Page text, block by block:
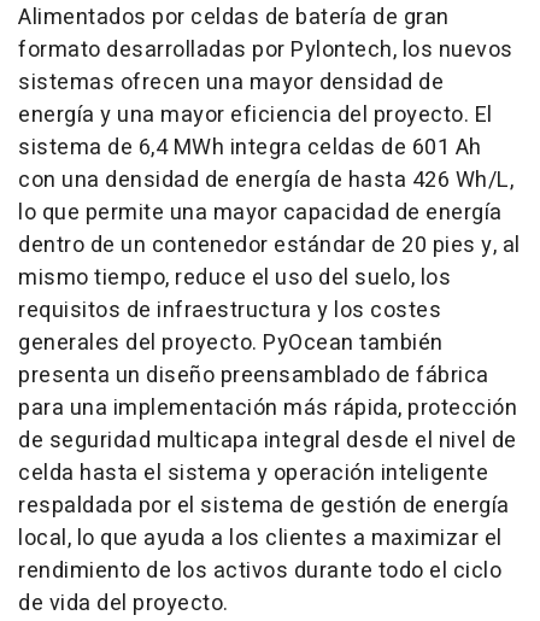
Alimentados por celdas de batería de gran
formato desarrolladas por Pylontech, los nuevos
sistemas ofrecen una mayor densidad de
energía y una mayor eficiencia del proyecto. El
sistema de 6,4 MWh integra celdas de 601 Ah
con una densidad de energía de hasta 426 Wh/L,
lo que permite una mayor capacidad de energía
dentro de un contenedor estándar de 20 pies y, al
mismo tiempo, reduce el uso del suelo, los
requisitos de infraestructura y los costes
generales del proyecto. PyOcean también
presenta un diseño preensamblado de fábrica
para una implementación más rápida, protección
de seguridad multicapa integral desde el nivel de
celda hasta el sistema y operación inteligente
respaldada por el sistema de gestión de energía
local, lo que ayuda a los clientes a maximizar el
rendimiento de los activos durante todo el ciclo
de vida del proyecto.